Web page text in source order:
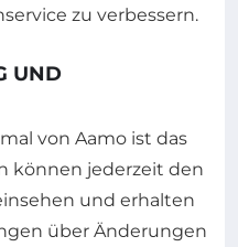
zu verbessern.
UND
von Aamo ist das
können jederzeit den
und erhalten
über Änderungen